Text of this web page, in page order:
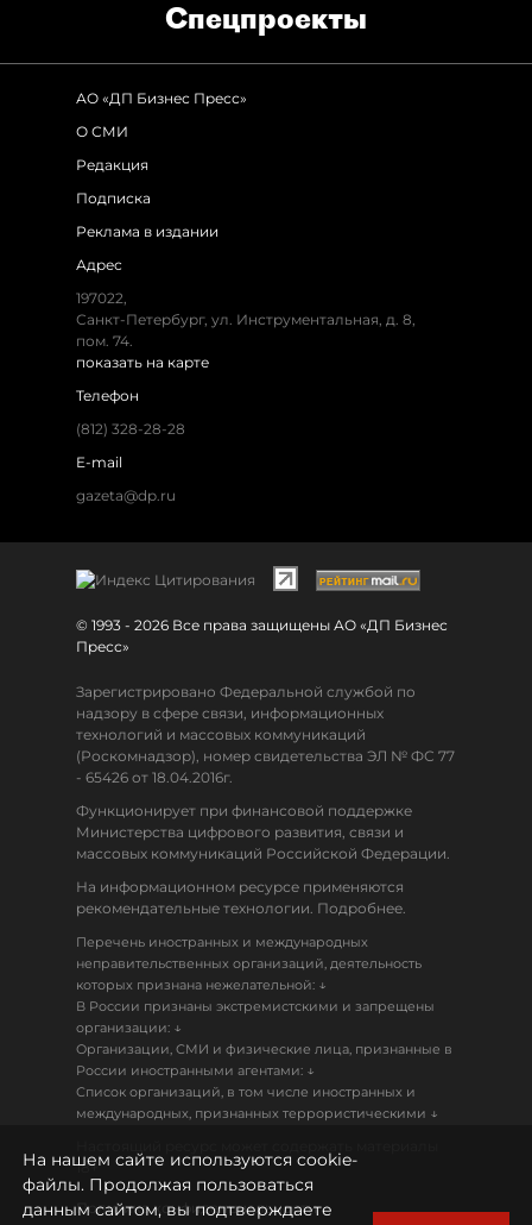
Спец­проекты
АО «ДП Бизнес Пресс»
О СМИ
Редакция
Подписка
Реклама в издании
Адрес
197022,
Санкт-Петербург, ул. Инструментальная, д. 8,
пом. 74.
показать на карте
Телефон
(812) 328-28-28
E-mail
gazeta@dp.ru
© 1993 - 2026 Все права защищены АО «ДП Бизнес
Пресс»
Зарегистрировано Федеральной службой по
надзору в сфере связи, информационных
технологий и массовых коммуникаций
(Роскомнадзор), номер свидетельства ЭЛ № ФС 77
- 65426 от 18.04.2016г.
Функционирует при финансовой поддержке
Министерства цифрового развития, связи и
массовых коммуникаций Российской Федерации.
На информационном ресурсе применяются
рекомендательные технологии. Подробнее.
Перечень иностранных и международных
неправительственных организаций, деятельность
которых признана нежелательной: ↓
В России признаны экстремистскими и запрещены
организации: ↓
Организации, СМИ и физические лица, признанные в
России иностранными агентами: ↓
Список организаций, в том числе иностранных и
международных, признанных террористическими ↓
18+
Политика конфиденциальности
На нашем сайте используются cookie-
файлы. Продолжая пользоваться
данным сайтом, вы подтверждаете